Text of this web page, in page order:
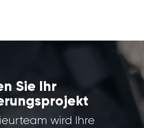
Sie Ihr
wird Ihre